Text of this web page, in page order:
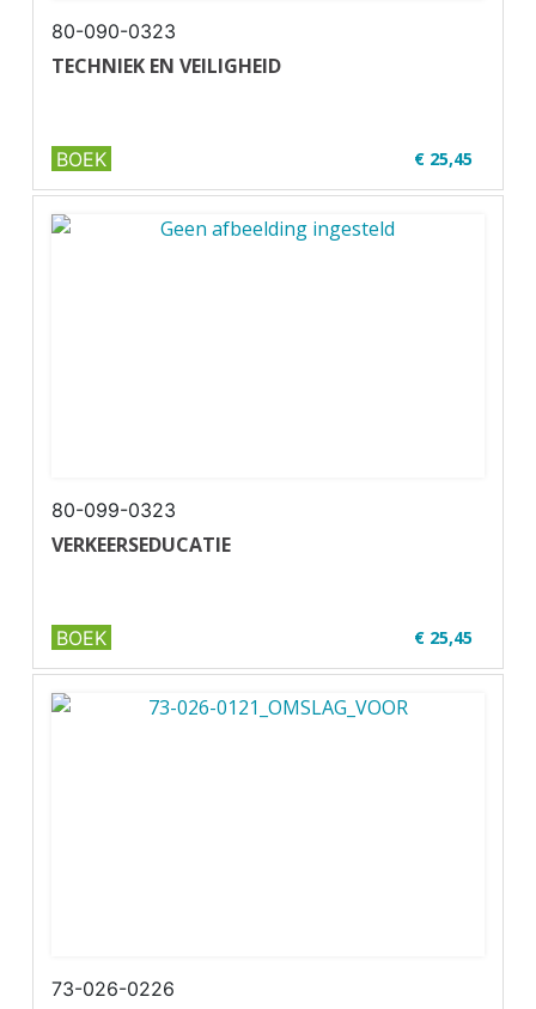
80-090-0323
TECHNIEK EN VEILIGHEID
€ 25,45
✔ U39-1
✔ Zwart-wit
BOEK
80-099-0323
VERKEERSEDUCATIE
€ 25,45
✔ U47-1
✔ Zwart-wit
BOEK
73-026-0226